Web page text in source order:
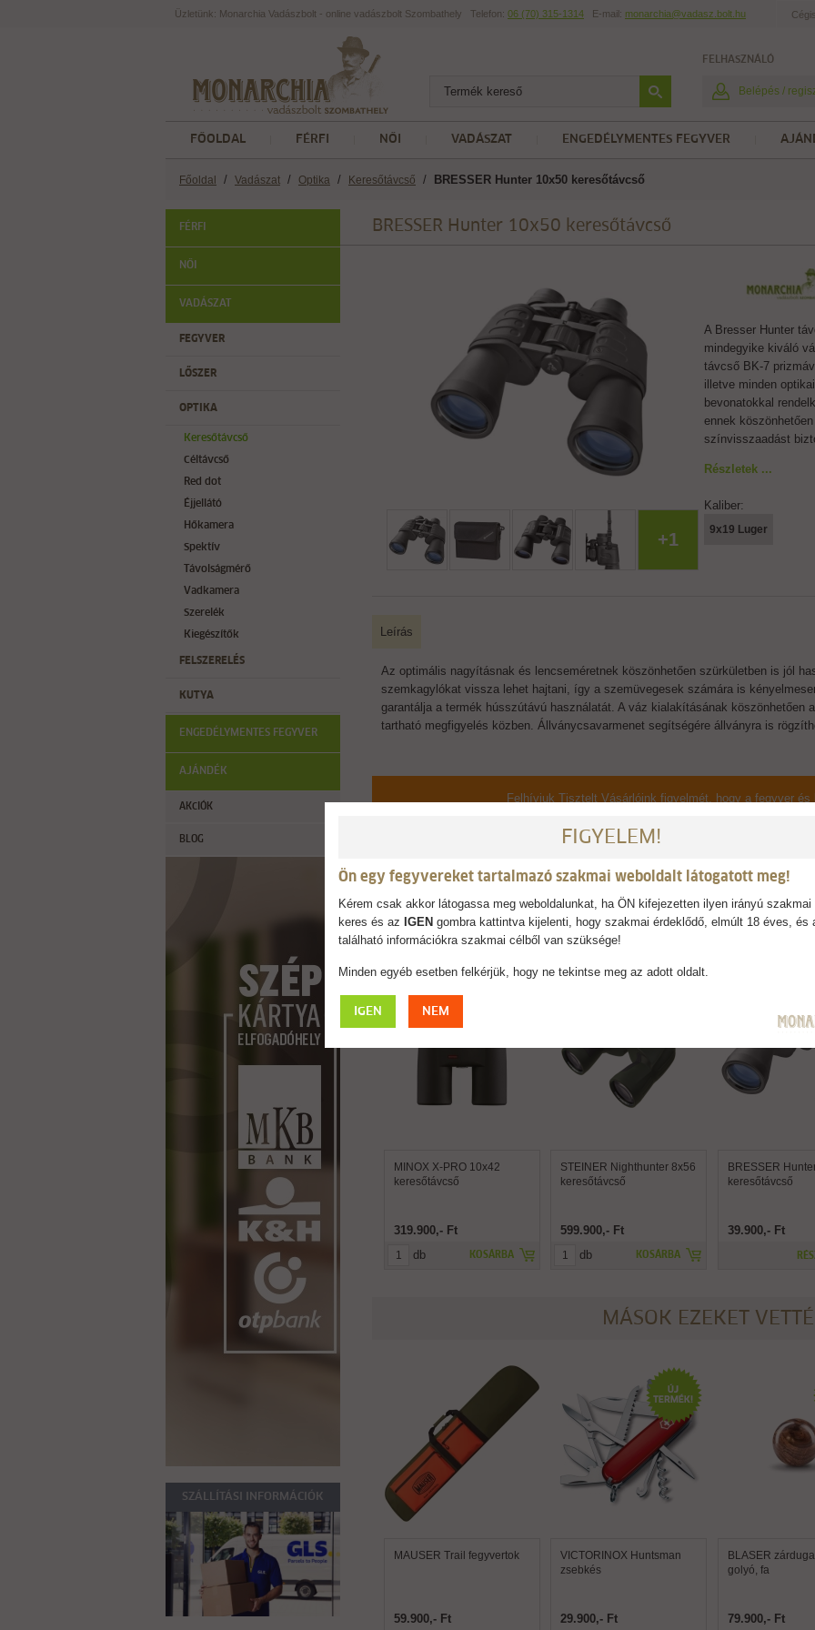
Üzletünk: Monarchia Vadászbolt - online vadászbolt Szombathely Telefon: 06 (70) 315-1314 E-mail: monarchia@vadasz.bolt.hu
FELHASZNÁLÓ
Belépés /
FŐOLDAL FÉRFI NŐI VADÁSZAT ENGEDÉLYMENTES FEGYVER
Főoldal / Vadászat / Optika / Keresőtávcső / BRESSER Hunter 10x50 keresőtávcső
FÉRFI
NŐI
VADÁSZAT
FEGYVER
LŐSZER
OPTIKA
Keresőtávcső
Céltávcső
Red dot
Éjjellátó
Hőkamera
Spektív
Távolságmérő
Vadkamera
Szerelék
Kiegészítők
FELSZERELÉS
KUTYA
ENGEDÉLYMENTES FEGYVER
AJÁNDÉK
AKCIÓK
BLOG
SZÁLLÍTÁSI INFORMÁCIÓK
BRESSER Hunter 10x50 keresőtávcső
+1
A Bresser Hunter
mindegyike kiváló
távcső BK-7
illetve minden
bevonatokkal
ennek
színvisszaadást
Részletek ...
Kaliber:
9x19 Luger
Leírás
Az optimális nagyításnak és lencseméretnek köszönhetően szürkületben is jól
szemkagylókat vissza lehet hajtani, így a szemüvegesek számára is
garantálja a termék hússzútávú használatát. A váz kialakításának köszönhetően
tartható megfigyelés közben. Állványcsavarmenet segítségére állványra is
Felhívjuk Tisztelt Vásárlóink figyelmét, hogy a fegyver és
szerint csomagküldés
ezért ezeket a termékeket csak üzletünkben,
AJÁNLJUK
MINOX X-PRO 10x42
keresőtávcső
319.900,- Ft
KOSÁRBA
db
STEINER Nighthunter 8x56
keresőtávcső
599.900,- Ft
KOSÁRBA
db
BRESSER
keresőtávcső
39.900,- Ft
MÁSOK EZEKET
MAUSER Trail fegyvertok
59.900,- Ft
VICTORINOX Huntsman
zsebkés
29.900,- Ft
BLASER
golyó, fa
79.900,- Ft
FIGYELEM!
Ön egy fegyvereket tartalmazó szakmai weboldalt látogatott meg!
Kérem csak akkor látogassa meg weboldalunkat, ha ÖN kifejezetten ilyen irányú
keres és az IGEN gombra kattintva kijelenti, hogy szakmai érdeklődő, elmúlt 18 éves, és
található információkra szakmai célből van szüksége!
Minden egyéb esetben felkérjük, hogy ne tekintse meg az adott oldalt.
IGEN NEM